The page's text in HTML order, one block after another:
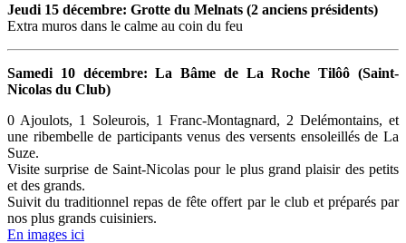
Jeudi 15 décembre: Grotte du Melnats (2 anciens présidents)
Extra muros dans le calme au coin du feu
Samedi 10 décembre: La Bâme de La Roche Tilôô (Saint-
Nicolas du Club)
0 Ajoulots, 1 Soleurois, 1 Franc-Montagnard, 2 Delémontains, et
une ribembelle de participants venus des versents ensoleillés de La
Suze.
Visite surprise de Saint-Nicolas pour le plus grand plaisir des petits
et des grands.
Suivit du traditionnel repas de fête offert par le club et préparés par
nos plus grands cuisiniers.
En images ici